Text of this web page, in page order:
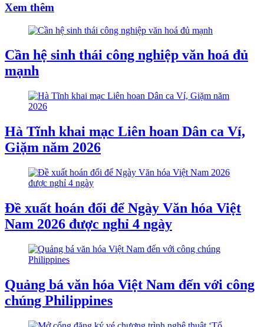
Xem thêm
Cần hệ sinh thái công nghiệp văn hoá đủ
mạnh
Hà Tĩnh khai mạc Liên hoan Dân ca Ví,
Giặm năm 2026
Đề xuất hoán đổi để Ngày Văn hóa Việt
Nam 2026 được nghỉ 4 ngày
Quảng bá văn hóa Việt Nam đến với công
chúng Philippines